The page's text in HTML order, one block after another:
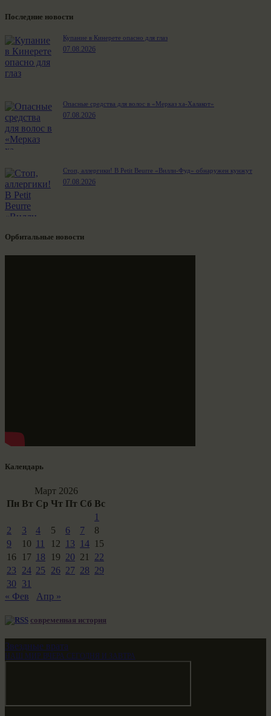
Последние новости
Купание в Кинерете опасно для глаз
07.08.2026
Опасные средства для волос в «Мерказ ха-Халакот»
07.08.2026
Стоп, аллергики! В Petit Beurre «Вилли-Фуд» обнаружен кунжут
07.08.2026
Орбитальные новости
Календарь
Март 2026
Пн Вт Ср Чт Пт Сб Вс
1
2
3 4 5 6 7
8
9
10 11 12 13 14 15
16
17 18 19 20 21
22
23
24 25 26 27 28 29
30
31
« Фев
Апр »
современная история
Звездные врата
НАШ МИР ВЧЕРА СЕГОДНЯ И ЗАВТРА